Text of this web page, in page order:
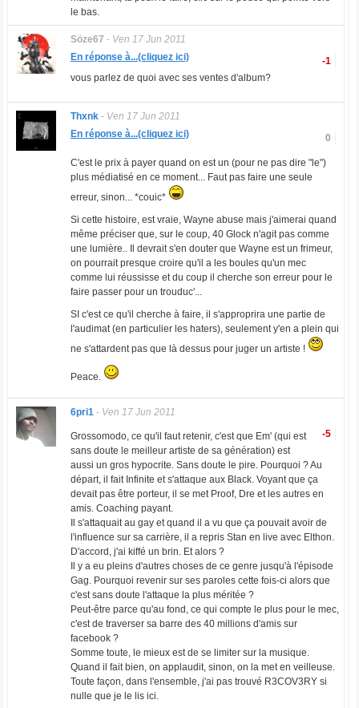
le bas.
Söze67 - Ven 17 Jun 2011
-1
En réponse à...(cliquez ici)
vous parlez de quoi avec ses ventes d'album?
Thxnk- Ven 17 Jun 2011
0
En réponse à...(cliquez ici)
C'est le prix à payer quand on est un (pour ne pas dire "le")
plus médiatisé en ce moment... Faut pas faire une seule
erreur, sinon... *couic*
Si cette histoire, est vraie, Wayne abuse mais j'aimerai quand
même préciser que, sur le coup, 40 Glock n'agit pas comme
une lumière.. Il devrait s'en douter que Wayne est un frimeur,
on pourrait presque croire qu'il a les boules qu'un mec
comme lui réussisse et du coup il cherche son erreur pour le
faire passer pour un trouduc'...
SI c'est ce qu'il cherche à faire, il s'approprira une partie de
l'audimat (en particulier les haters), seulement y'en a plein qui
ne s'attardent pas que là dessus pour juger un artiste !
Peace.
6pri1- Ven 17 Jun 2011
-5
Grossomodo, ce qu'il faut retenir, c'est que Em' (qui est
sans doute le meilleur artiste de sa génération) est
aussi un gros hypocrite. Sans doute le pire. Pourquoi ? Au
départ, il fait Infinite et s'attaque aux Black. Voyant que ça
devait pas être porteur, il se met Proof, Dre et les autres en
amis. Coaching payant.
Il s'attaquait au gay et quand il a vu que ça pouvait avoir de
l'influence sur sa carrière, il a repris Stan en live avec Elthon.
D'accord, j'ai kiffé un brin. Et alors ?
Il y a eu pleins d'autres choses de ce genre jusqu'à l'épisode
Gag. Pourquoi revenir sur ses paroles cette fois-ci alors que
c'est sans doute l'attaque la plus méritée ?
Peut-être parce qu'au fond, ce qui compte le plus pour le mec,
c'est de traverser sa barre des 40 millions d'amis sur
facebook ?
Somme toute, le mieux est de se limiter sur la musique.
Quand il fait bien, on applaudit, sinon, on la met en veilleuse.
Toute façon, dans l'ensemble, j'ai pas trouvé R3COV3RY si
nulle que je le lis ici.